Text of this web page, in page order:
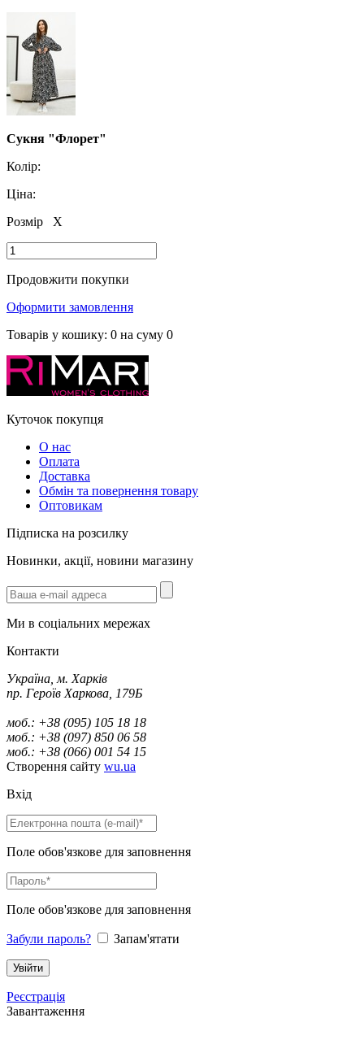
Сукня "Флорет"
Колір:
Ціна:
Розмір
X
Продовжити покупки
Оформити замовлення
Товарів у кошику: 0 на суму 0
Куточок покупця
О нас
Оплата
Доставка
Обмін та повернення товару
Оптовикам
Підписка на розсилку
Новинки, акції, новини магазину
Ми в соціальних мережах
Контакти
Україна, м. Харків
пр. Героїв Харкова, 179Б
моб.: +38 (095) 105 18 18
моб.: +38 (097) 850 06 58
моб.: +38 (066) 001 54 15
Створення сайту wu.ua
Вхід
Поле обов'язкове для заповнення
Поле обов'язкове для заповнення
Забули пароль? Запам'ятати
Реєстрація
Завантаження